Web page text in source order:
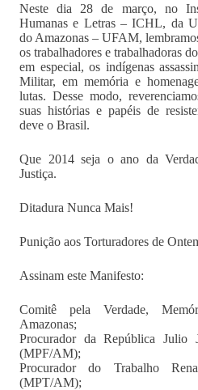
Neste dia 28 de março, no
Humanas e Letras – ICHL, da
do Amazonas – UFAM,
os trabalhadores e trabalhadoras
em especial, os indígenas
Militar, em memória e
lutas. Desse modo,
suas histórias e papéis de
deve o Brasil.
Que 2014 seja o ano da
Justiça.
Ditadura Nunca Mais!
Punição aos Torturadores de
Assinam este Manifesto:
Comitê pela Verdade,
Amazonas;
Procurador da República Julio
(MPF/AM);
Procurador do Trabalho
(MPT/AM);